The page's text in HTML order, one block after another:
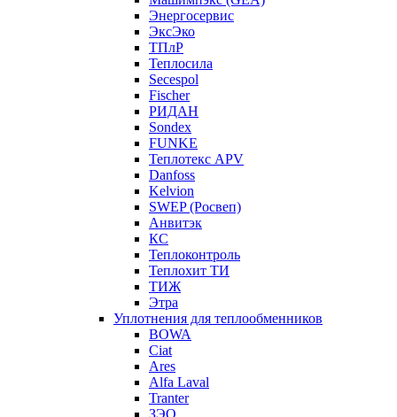
Энергосервис
ЭксЭко
ТПлР
Теплосила
Secespol
Fischer
РИДАН
Sondex
FUNKE
Теплотекс APV
Danfoss
Kelvion
SWEP (Росвеп)
Анвитэк
КС
Теплоконтроль
Теплохит ТИ
ТИЖ
Этра
Уплотнения для теплообменников
BOWA
Ciat
Ares
Alfa Laval
Tranter
ЗЭО